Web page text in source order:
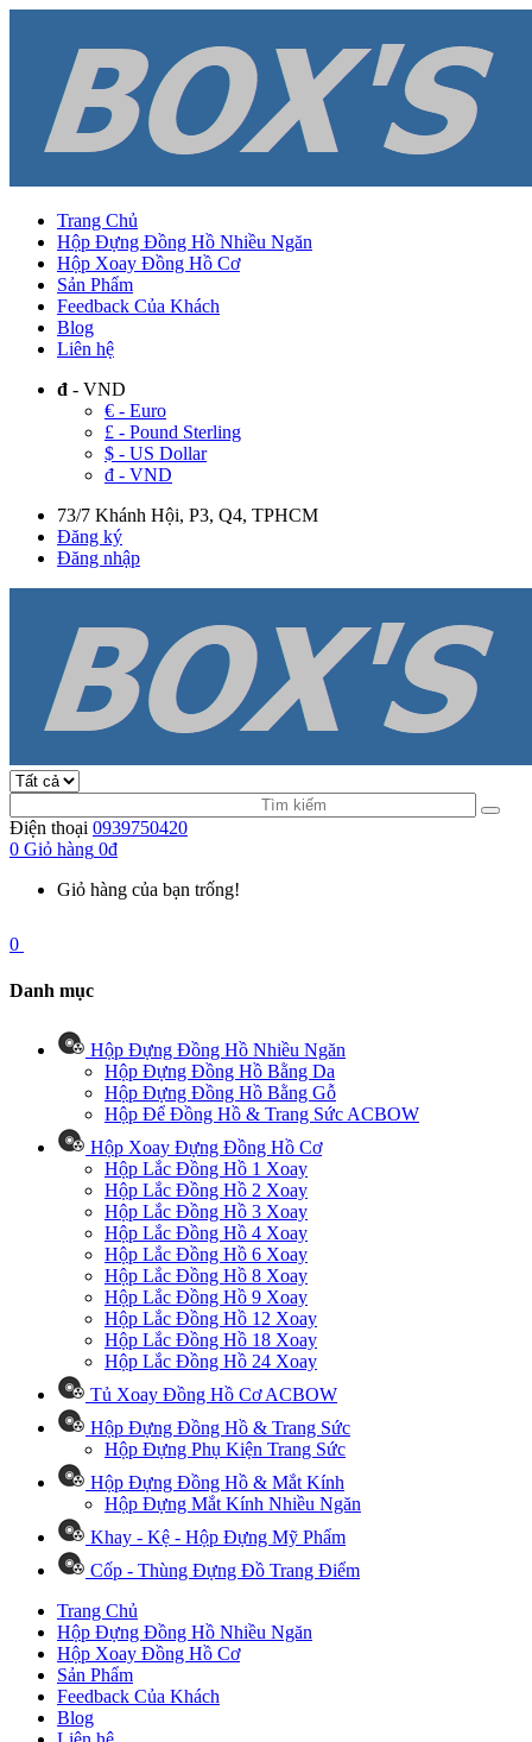
Trang Chủ
Hộp Đựng Đồng Hồ Nhiều Ngăn
Hộp Xoay Đồng Hồ Cơ
Sản Phẩm
Feedback Của Khách
Blog
Liên hệ
đ - VND
€ - Euro
£ - Pound Sterling
$ - US Dollar
đ - VND
73/7 Khánh Hội, P3, Q4, TPHCM
Đăng ký
Đăng nhập
Điện thoại 0939750420
0 Giỏ hàng 0đ
Giỏ hàng của bạn trống!
0
Danh mục
Hộp Đựng Đồng Hồ Nhiều Ngăn
Hộp Đựng Đồng Hồ Bằng Da
Hộp Đựng Đồng Hồ Bằng Gỗ
Hộp Để Đồng Hồ & Trang Sức ACBOW
Hộp Xoay Đựng Đồng Hồ Cơ
Hộp Lắc Đồng Hồ 1 Xoay
Hộp Lắc Đồng Hồ 2 Xoay
Hộp Lắc Đồng Hồ 3 Xoay
Hộp Lắc Đồng Hồ 4 Xoay
Hộp Lắc Đồng Hồ 6 Xoay
Hộp Lắc Đồng Hồ 8 Xoay
Hộp Lắc Đồng Hồ 9 Xoay
Hộp Lắc Đồng Hồ 12 Xoay
Hộp Lắc Đồng Hồ 18 Xoay
Hộp Lắc Đồng Hồ 24 Xoay
Tủ Xoay Đồng Hồ Cơ ACBOW
Hộp Đựng Đồng Hồ & Trang Sức
Hộp Đựng Phụ Kiện Trang Sức
Hộp Đựng Đồng Hồ & Mắt Kính
Hộp Đựng Mắt Kính Nhiều Ngăn
Khay - Kệ - Hộp Đựng Mỹ Phẩm
Cốp - Thùng Đựng Đồ Trang Điểm
Trang Chủ
Hộp Đựng Đồng Hồ Nhiều Ngăn
Hộp Xoay Đồng Hồ Cơ
Sản Phẩm
Feedback Của Khách
Blog